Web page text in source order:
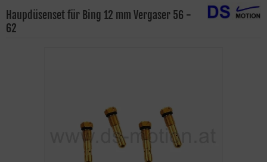
Haupdüsenset für Bing 12 mm Vergaser 56 -
62